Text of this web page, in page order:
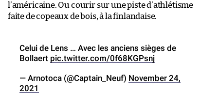
l’américaine. Ou courir sur une piste d’athlétisme
faite de copeaux de bois, à la finlandaise.
Celui de Lens … Avec les anciens sièges de
Bollaert pic.twitter.com/0f68KGPsnj
— Arnotoca (@Captain_Neuf) November 24,
2021